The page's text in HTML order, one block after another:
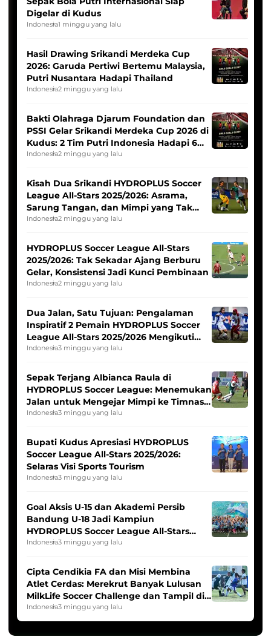
Digelar di Kudus
Indonesia1 minggu yang lalu
Hasil Drawing Srikandi Merdeka Cup
2026: Garuda Pertiwi Bertemu Malaysia,
Putri Nusantara Hadapi Thailand
Indonesia2 minggu yang lalu
Bakti Olahraga Djarum Foundation dan
PSSI Gelar Srikandi Merdeka Cup 2026 di
Kudus: 2 Tim Putri Indonesia Hadapi 6
Tim Asia
Indonesia2 minggu yang lalu
Kisah Dua Srikandi HYDROPLUS Soccer
League All-Stars 2025/2026: Asrama,
Sarung Tangan, dan Mimpi yang Tak
Pernah Padam
Indonesia2 minggu yang lalu
HYDROPLUS Soccer League All-Stars
2025/2026: Tak Sekadar Ajang Berburu
Gelar, Konsistensi Jadi Kunci Pembinaan
Indonesia2 minggu yang lalu
Dua Jalan, Satu Tujuan: Pengalaman
Inspiratif 2 Pemain HYDROPLUS Soccer
League All-Stars 2025/2026 Mengikuti
Seleksi Timnas Indonesia Putri
Indonesia3 minggu yang lalu
Sepak Terjang Albianca Raula di
HYDROPLUS Soccer League: Menemukan
Jalan untuk Mengejar Mimpi ke Timnas
Indonesia Putri
Indonesia3 minggu yang lalu
Bupati Kudus Apresiasi HYDROPLUS
Soccer League All-Stars 2025/2026:
Selaras Visi Sports Tourism
Indonesia3 minggu yang lalu
Goal Aksis U-15 dan Akademi Persib
Bandung U-18 Jadi Kampiun
HYDROPLUS Soccer League All-Stars
2025/2026
Indonesia3 minggu yang lalu
Cipta Cendikia FA dan Misi Membina
Atlet Cerdas: Merekrut Banyak Lulusan
MilkLife Soccer Challenge dan Tampil di
HYDROPLUS Soccer League
Indonesia3 minggu yang lalu